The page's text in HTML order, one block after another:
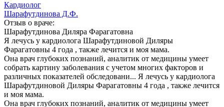
Кардиолог
Шарафутдинова Д.Ф.
Отзыв о враче:
Шарафутдинова Диляра Фарагатовна
Я лечусь у кардиолога Шарафутдиновой Диляры
Фарагатовны 4 года , также лечится и моя мама.
Она врач глубоких познаний, аналитик от медицины умеет
собрать картину заболевания с учетом многих факторов и
различных показателей обследовани... Я лечусь у кардиолога
Шарафутдиновой Диляры Фарагатовны 4 года , также лечится
и моя мама.
Она врач глубоких познаний, аналитик от медицины умеет